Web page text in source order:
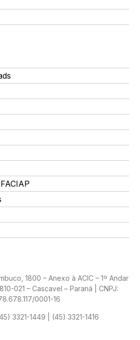
1800 – Anexo à ACIC – 1º Andar
021 – Cascavel – Paraná | CNPJ:
0001-16
3321-1449 | (45) 3321-1416